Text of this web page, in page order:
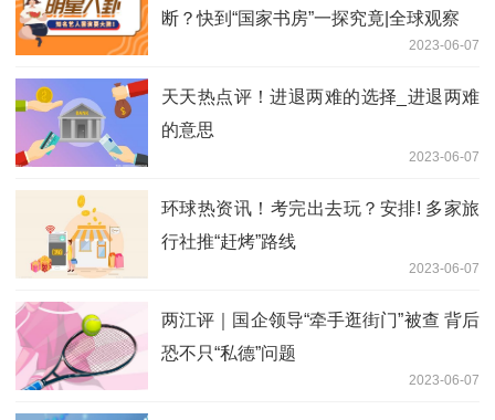
断？快到“国家书房”一探究竟|全球观察
2023-06-07
天天热点评！进退两难的选择_进退两难
的意思
2023-06-07
环球热资讯！考完出去玩？安排! 多家旅
行社推“赶烤”路线
2023-06-07
两江评｜国企领导“牵手逛街门”被查 背后
恐不只“私德”问题
2023-06-07